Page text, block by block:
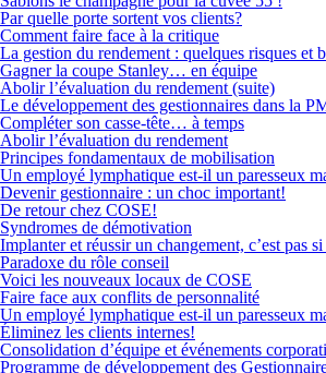
Par quelle porte sortent vos clients?
Comment faire face à la critique
La gestion du rendement : quelques risques et
Gagner la coupe Stanley… en équipe
Abolir l’évaluation du rendement (suite)
Le développement des gestionnaires dans la
Compléter son casse-tête… à temps
Abolir l’évaluation du rendement
Principes fondamentaux de mobilisation
Un employé lymphatique est-il un paresseux
Devenir gestionnaire : un choc important!
De retour chez COSE!
Syndromes de démotivation
Implanter et réussir un changement, c’est pas
Paradoxe du rôle conseil
Voici les nouveaux locaux de COSE
Faire face aux conflits de personnalité
Un employé lymphatique est-il un paresseux
Éliminez les clients internes!
Consolidation d’équipe et événements
Programme de développement des